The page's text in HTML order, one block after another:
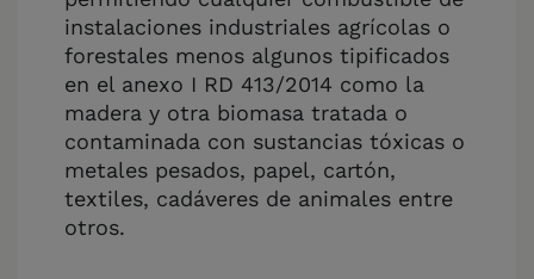
instalaciones industriales agrícolas o
forestales menos algunos tipificados
en el anexo I RD 413/2014 como la
madera y otra biomasa tratada o
contaminada con sustancias tóxicas o
metales pesados, papel, cartón,
textiles, cadáveres de animales entre
otros.